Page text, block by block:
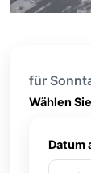
für
Wählen
Datum